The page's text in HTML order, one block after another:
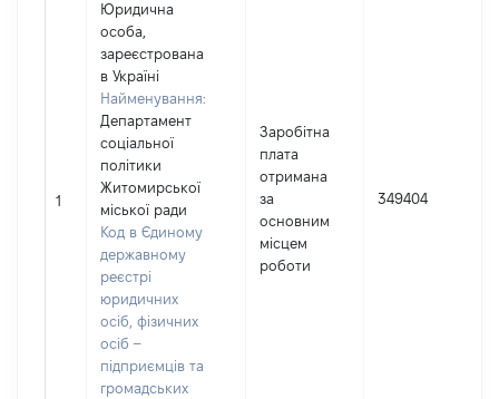
1
Юридична
особа,
зареєстрована
в Україні
Найменування:
Департамент
соціальної
політики
Житомирської
міської ради
Код в Єдиному
державному
реєстрі
юридичних
осіб, фізичних
осіб –
підприємців та
громадських
Заробітна
плата
отримана
за
основним
місцем
роботи
349404